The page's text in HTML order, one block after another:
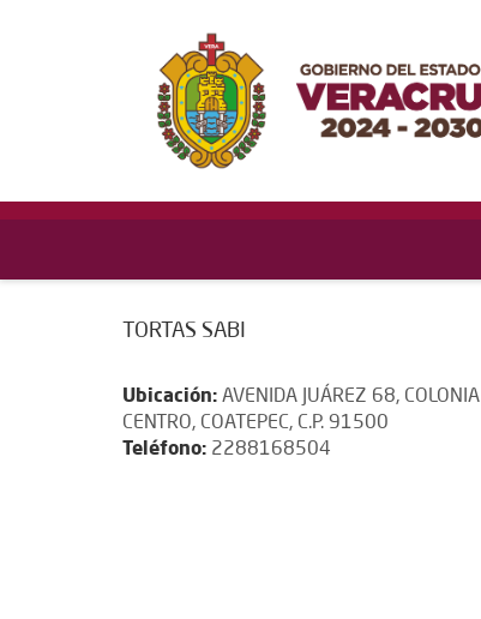
TORTAS SABI
Ubicación: AVENIDA JUÁREZ 68, COLONIA
CENTRO, COATEPEC, C.P. 91500
Teléfono: 2288168504